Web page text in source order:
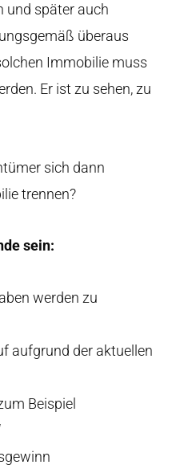
und später auch
überaus
Immobilie muss
Er ist zu sehen, zu
sich dann
trennen?
sein:
werden zu
aufgrund der aktuellen
Beispiel